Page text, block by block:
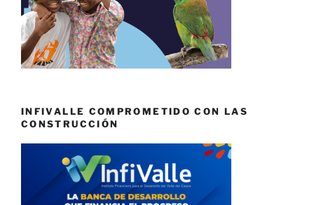
INFIVALLE COMPROMETIDO CON LAS
CONSTRUCCIÓN